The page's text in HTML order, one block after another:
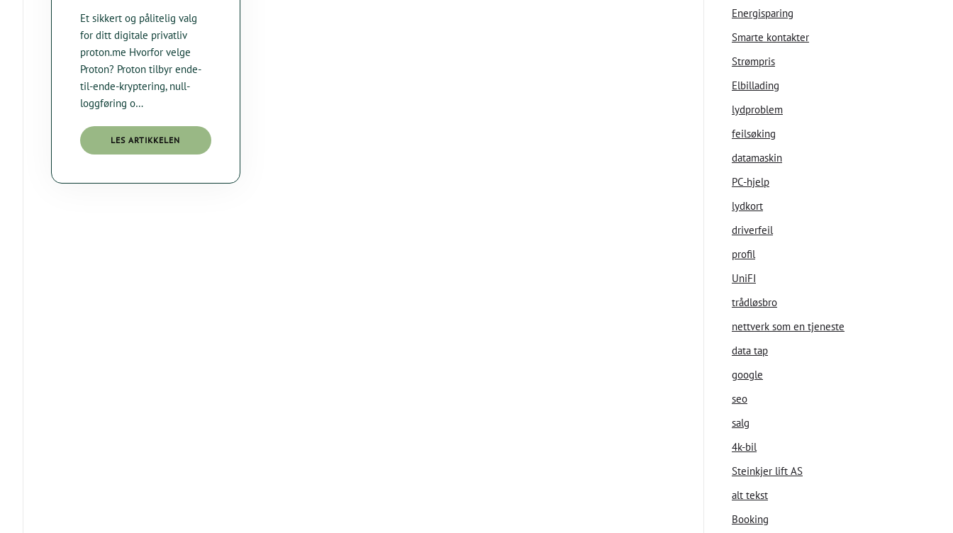
EUROPEISK
PERSONVERN
I
FOKUS
Et sikkert og pålitelig valg
for ditt digitale privatliv
proton.me Hvorfor velge
Proton? Proton tilbyr ende-
til-ende-kryptering, null-
loggføring o…
LES ARTIKKELEN
Energisparing
Smarte kontakter
Strømpris
Elbillading
lydproblem
feilsøking
datamaskin
PC-hjelp
lydkort
driverfeil
profil
UniFI
trådløsbro
nettverk som en tjeneste
data tap
google
seo
salg
4k-bil
Steinkjer lift AS
alt tekst
Booking